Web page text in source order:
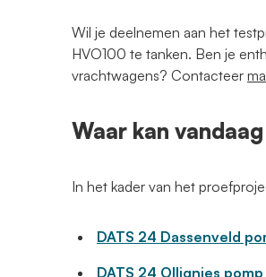
Wil je deelnemen aan het
HVO100 te tanken. Ben je
vrachtwagens? Contacteer
Waar kan
In het kader van het
DATS 24 Dassenveld
DATS 24 Ollignies